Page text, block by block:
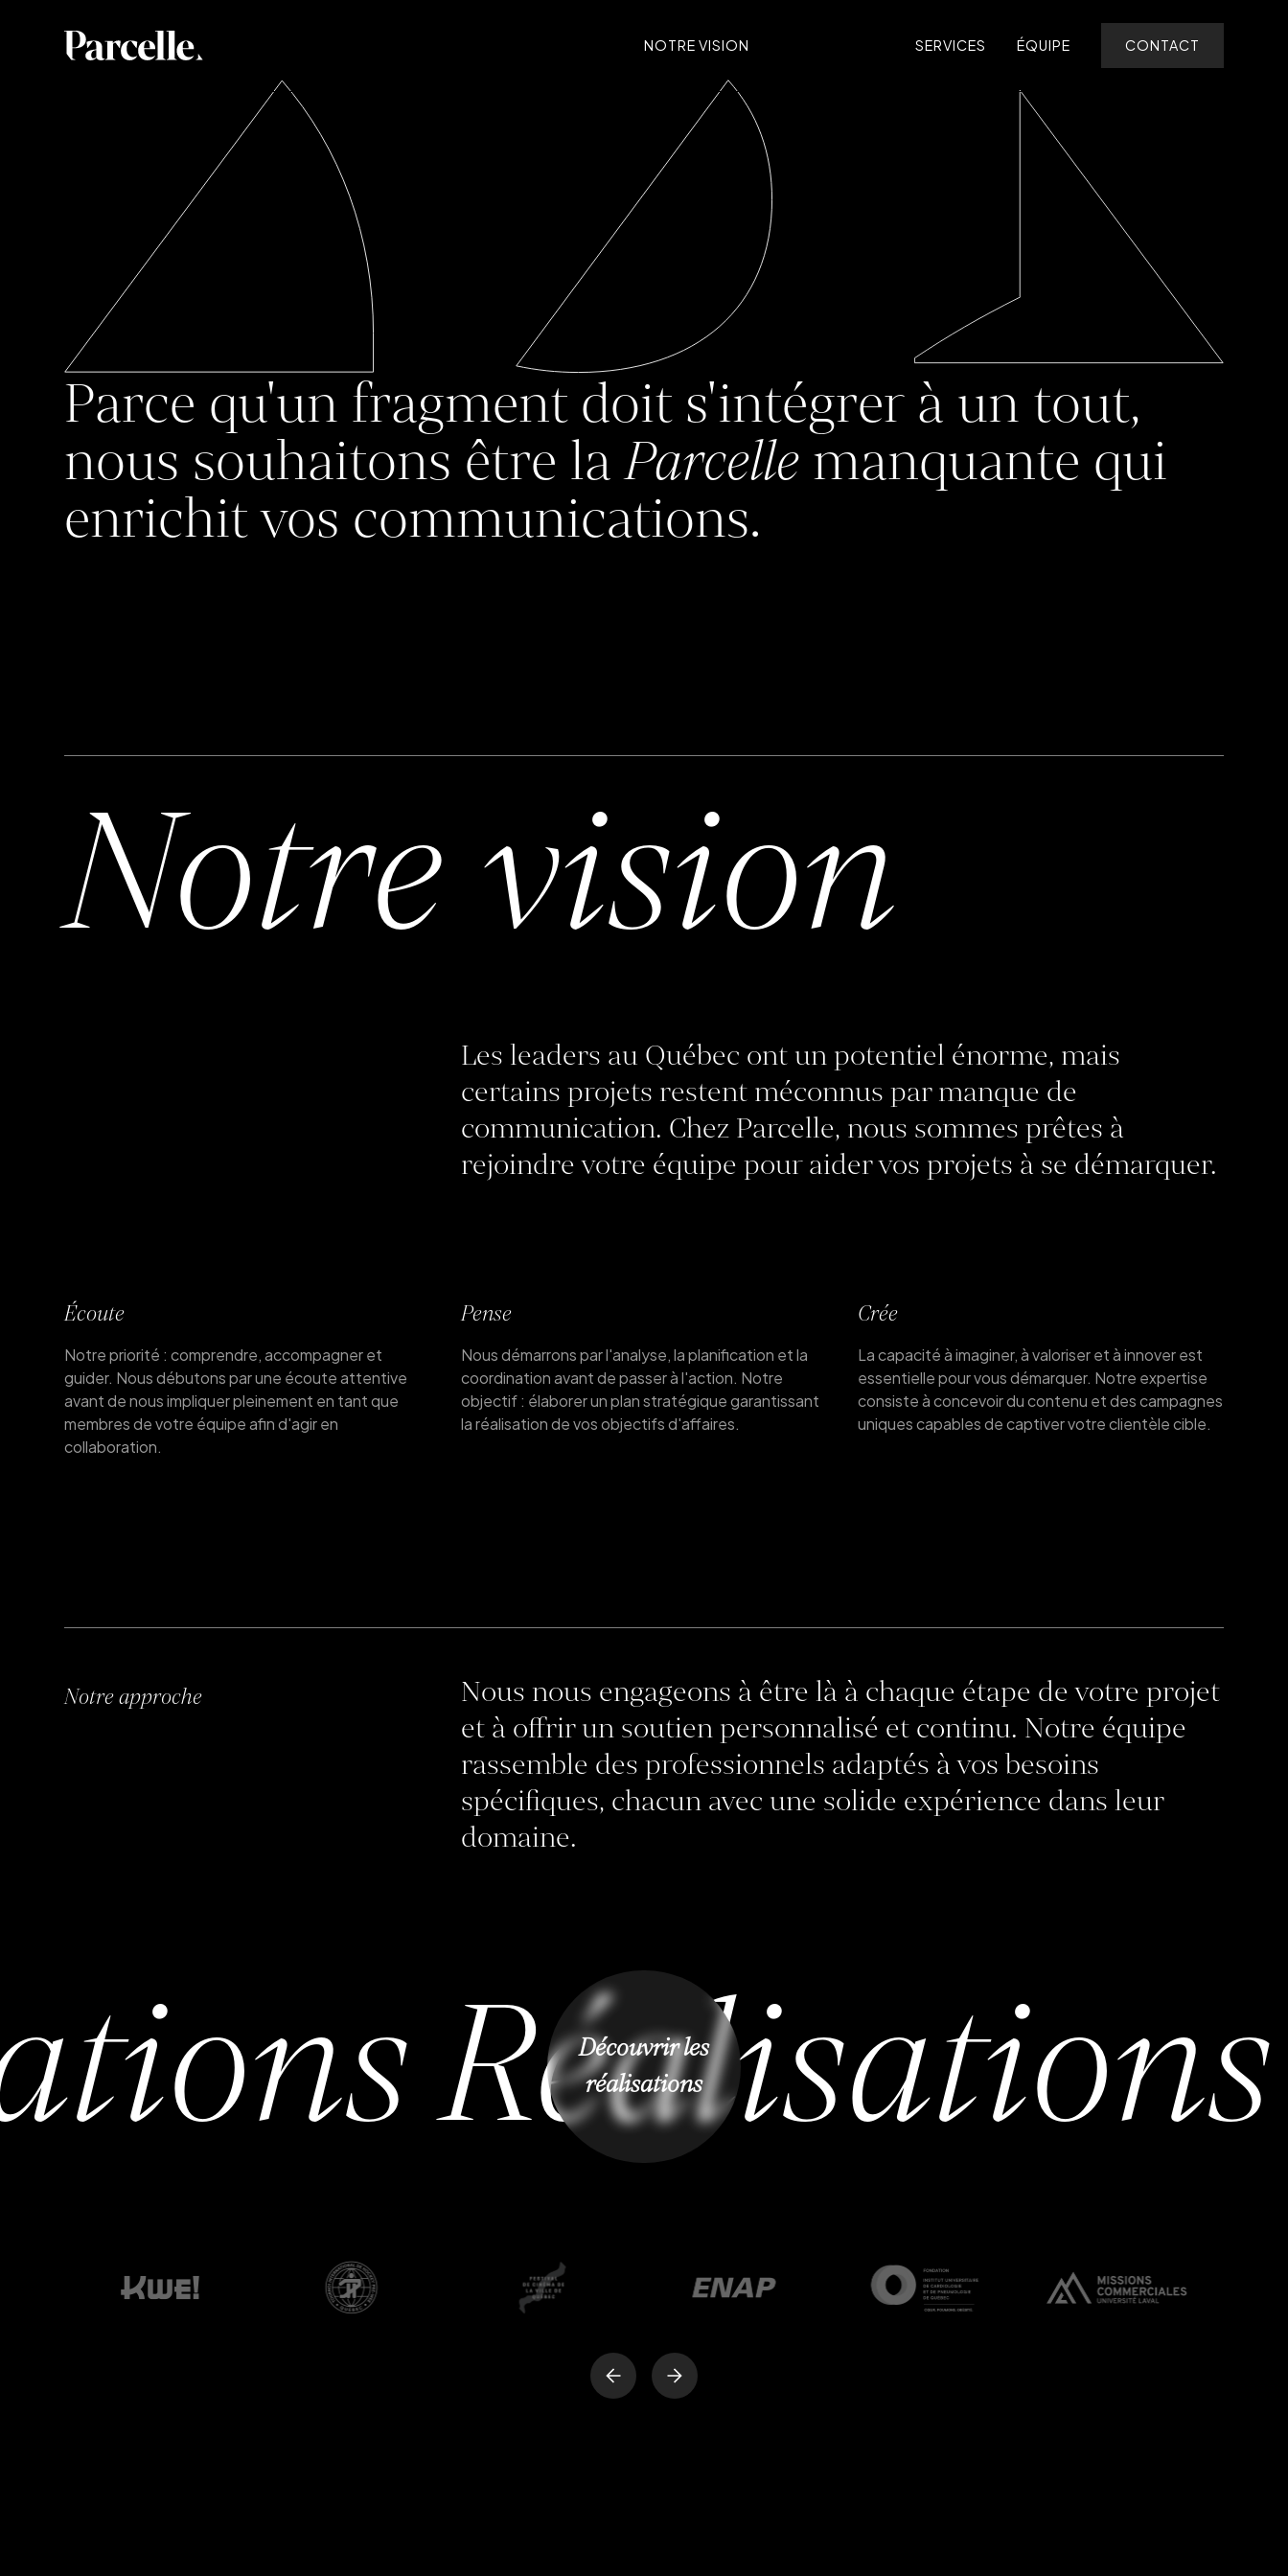
NOTRE VISION SERVICES ÉQUIPE CONTACT
Parce qu'un fragment doit s'intégrer à un tout,
nous souhaitons être laParcellemanquante qui
enrichit vos communications.
Notre vision
Les leaders au Québec ont un potentiel énorme, mais
certains projets restent méconnus par manque de
communication. Chez Parcelle, nous sommes prêtes à
rejoindre votre équipe pour aider vos projets à se démarquer.
Écoute
Notre priorité : comprendre, accompagner et
guider. Nous débutons par une écoute attentive
avant de nous impliquer pleinement en tant que
membres de votre équipe afin d'agir en
collaboration.
Pense
Nous démarrons par l'analyse, la planification et la
coordination avant de passer à l'action. Notre
objectif : élaborer un plan stratégique garantissant
la réalisation de vos objectifs d'affaires.
Crée
La capacité à imaginer, à valoriser et à innover est
essentielle pour vous démarquer. Notre expertise
consiste à concevoir du contenu et des campagnes
uniques capables de captiver votre clientèle cible.
Notre approche
Nous nous engageons à être là à chaque étape de votre projet
et à offrir un soutien personnalisé et continu. Notre équipe
rassemble des professionnels adaptés à vos besoins
spécifiques, chacun avec une solide expérience dans leur
domaine.
Réalisations
Découvrir les
réalisations